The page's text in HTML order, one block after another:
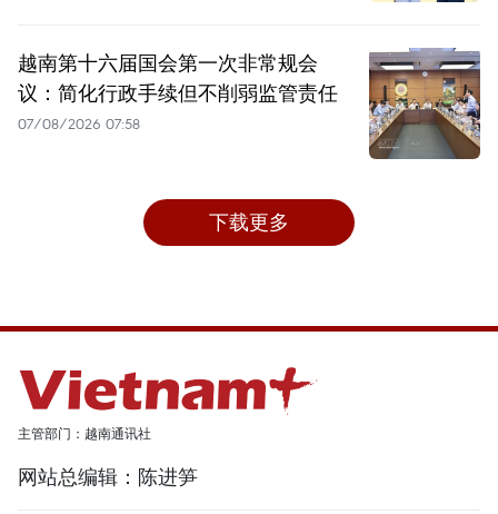
越南第十六届国会第一次非常规会
议：简化行政手续但不削弱监管责任
07/08/2026 07:58
下载更多
主管部门：越南通讯社
网站总编辑：陈进笋